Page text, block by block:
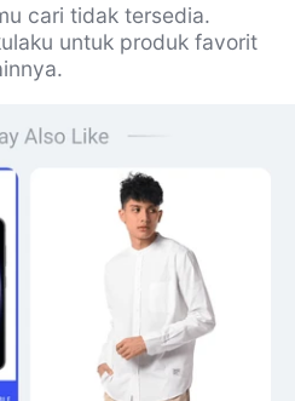
cari tidak tersedia.
untuk produk favorit